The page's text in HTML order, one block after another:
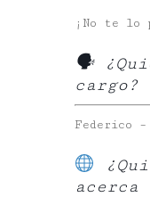
¡No te lo
🗣️
cargo?
Federico –
acerca